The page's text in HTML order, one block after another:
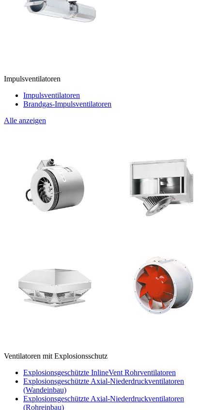
Impulsventilatoren
Impulsventilatoren
Brandgas-Impulsventilatoren
Alle anzeigen
Ventilatoren mit Explosionsschutz
Explosionsgeschützte InlineVent Rohrventilatoren
Explosionsgeschützte Axial-Niederdruckventilatoren
(Wandeinbau)
Explosionsgeschützte Axial-Niederdruckventilatoren
(Rohreinbau)